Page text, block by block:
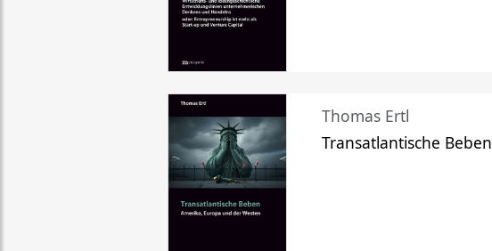
Thomas Ertl
Transatlantische Beben